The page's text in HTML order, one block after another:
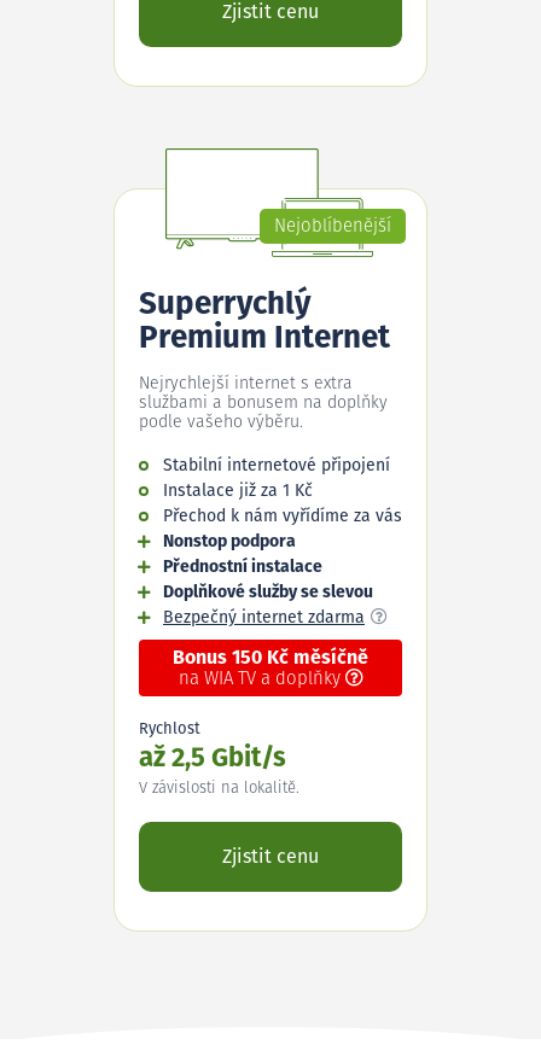
Zjistit cenu
Nejoblíbenější
Superrychlý
Premium Internet
Nejrychlejší internet s extra
službami a bonusem na doplňky
podle vašeho výběru.
Stabilní internetové připojení
Instalace již za 1 Kč
Přechod k nám vyřídíme za vás
Nonstop podpora
Přednostní instalace
Doplňkové služby se slevou
Bezpečný internet zdarma
Bonus 150 Kč měsíčně
na WIA TV a doplňky
Rychlost
až 2,5 Gbit/s
V závislosti na lokalitě.
Zjistit cenu